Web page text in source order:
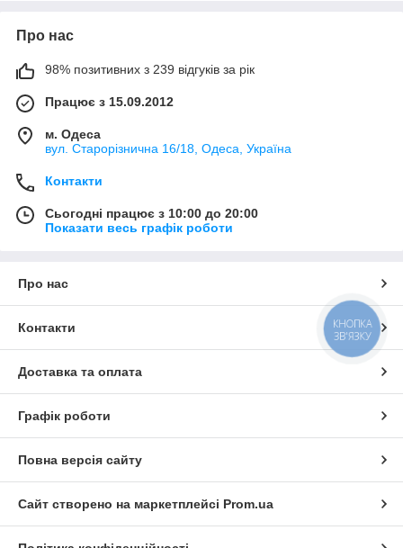
презерватив має гладку текстуру та анатомічну форму для
зручного використання. Електронне тестування гарантує
надійний захист.
Про нас
98% позитивних з 239 відгуків за рік
Працює з 15.09.2012
м. Одеса
вул. Старорізнична 16/18, Одеса, Україна
Контакти
Сьогодні працює з 10:00 до 20:00
Показати весь графік роботи
Про нас
Контакти
Доставка та оплата
Графік роботи
Повна версія сайту
Сайт створено на маркетплейсі Prom.ua
КНОПКА
ЗВ'ЯЗКУ